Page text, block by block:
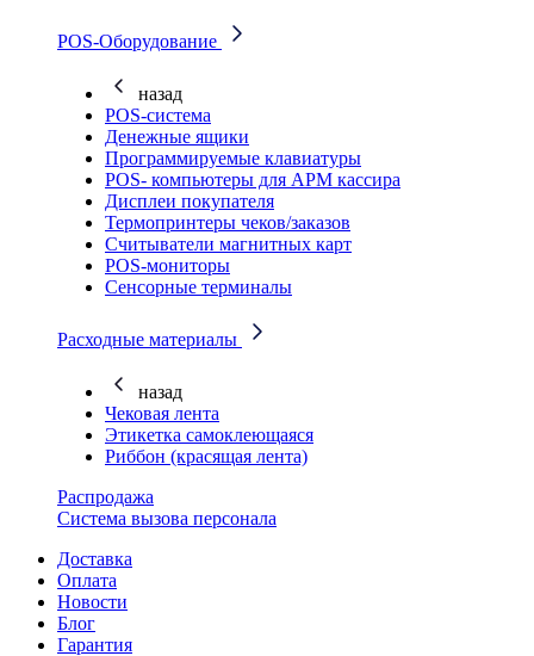
POS-Оборудование
назад
POS-система
Денежные ящики
Программируемые клавиатуры
POS- компьютеры для АРМ кассира
Дисплеи покупателя
Термопринтеры чеков/заказов
Считыватели магнитных карт
POS-мониторы
Сенсорные терминалы
Расходные материалы
назад
Чековая лента
Этикетка самоклеющаяся
Риббон (красящая лента)
Распродажа
Система вызова персонала
Доставка
Оплата
Новости
Блог
Гарантия